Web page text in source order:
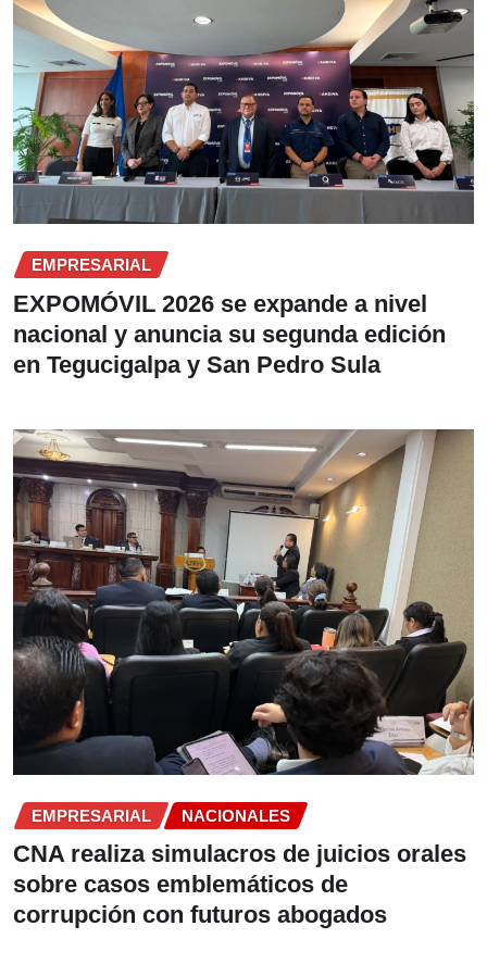
EMPRESARIAL
EXPOMÓVIL 2026 se expande a nivel
nacional y anuncia su segunda edición
en Tegucigalpa y San Pedro Sula
EMPRESARIAL NACIONALES
CNA realiza simulacros de juicios orales
sobre casos emblemáticos de
corrupción con futuros abogados